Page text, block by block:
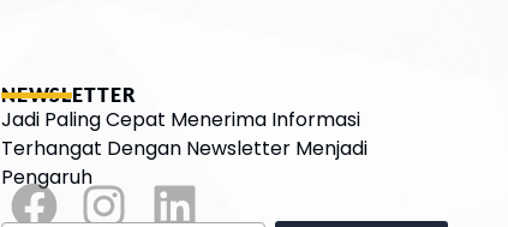
NEWSLETTER
Jadi Paling Cepat Menerima Informasi
Terhangat Dengan Newsletter Menjadi
Pengaruh